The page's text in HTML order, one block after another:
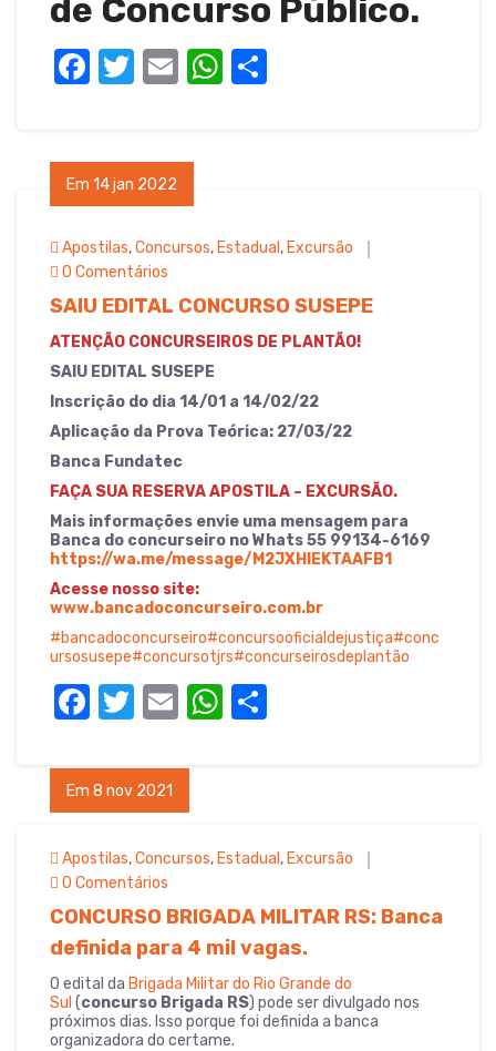
de Concurso Público.
F
e
b
o
o
k
T
te
r
E
W
p
Em 14 jan 2022
Apostilas,Concursos, Estadual , Excursão
0 Comentários
SAIU EDITAL CONCURSO SUSEPE
ATENÇÃO CONCURSEIROS DE PLANTÃO!
SAIU EDITAL SUSEPE
Inscrição do dia 14/01 a 14/02/22
Aplicação da Prova Teórica: 27/03/22
Banca Fundatec
FAÇA SUA RESERVA APOSTILA – EXCURSÃO.
Mais informações envie uma mensagem para
Banca do concurseiro no Whats 55 99134-6169
https://wa.me/message/M2JXHIEKTAAFB1
Acesse nosso site:
www.bancadoconcurseiro.com.br
#bancadoconcurseiro#concursooficialdejustiça#conc
ursosusepe#concursotjrs#concurseirosdeplantão
F
c
e
b
o
o
k
T
it
te
r
E
ail
W
A
p
Em 8 nov 2021
Apostilas,Concursos, Estadual , Excursão
0 Comentários
CONCURSO BRIGADA MILITAR RS: Banca
definida para 4 mil vagas.
O edital da Brigada Militar do Rio Grande do
Sul (concurso Brigada RS) pode ser divulgado nos
próximos dias. Isso porque foi definida a banca
organizadora do certame.